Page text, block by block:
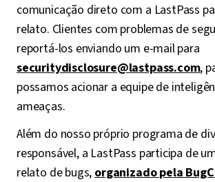
comunicação direto com a LastPass
relato. Clientes com problemas de
reportá-los enviando um e-mail para
securitydisclosure@lastpass.com,
possamos acionar a equipe de
ameaças.
Além do nosso próprio programa de
responsável, a LastPass participa de
relato de bugs, organizado pela